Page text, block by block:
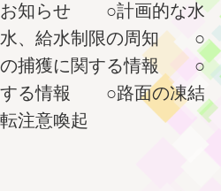
お知らせ ○計画的な水
水、給水制限の周知 ○
の捕獲に関する情報 ○
する情報 ○路面の凍結
転注意喚起